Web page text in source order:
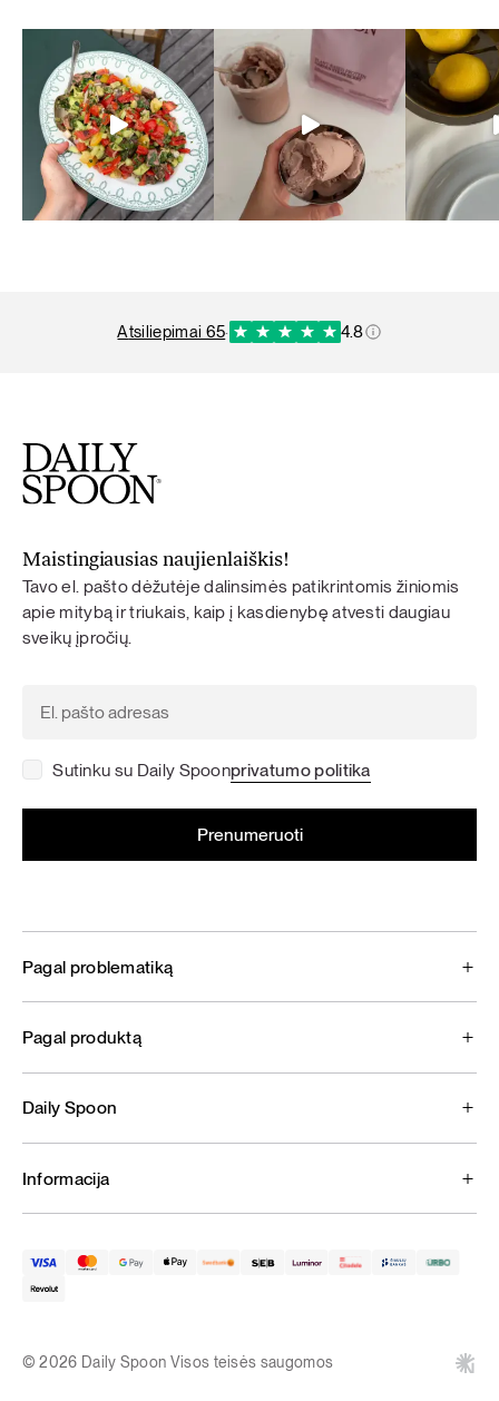
atsiliepimai 65· 4.8
Maistingiausias naujienlaiškis!
Tavo el. pašto dėžutėje dalinsimės patikrintomis žiniomis
apie mitybą ir triukais, kaip į kasdienybę atvesti daugiau
sveikų įpročių.
Sutinku su Daily Spoonprivatumo politika
Pagal problematiką
Pagal produktą
Daily Spoon
Informacija
© 2026 Daily Spoon Visos teisės saugomos